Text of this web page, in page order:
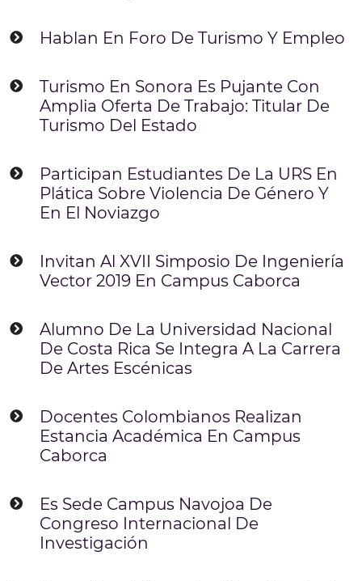
Hablan En Foro De Turismo Y Empleo
Turismo En Sonora Es Pujante Con
Amplia Oferta De Trabajo: Titular De
Turismo Del Estado
Participan Estudiantes De La URS En
Plática Sobre Violencia De Género Y
En El Noviazgo
Invitan Al XVII Simposio De Ingeniería
Vector 2019 En Campus Caborca
Alumno De La Universidad Nacional
De Costa Rica Se Integra A La Carrera
De Artes Escénicas
Docentes Colombianos Realizan
Estancia Académica En Campus
Caborca
Es Sede Campus Navojoa De
Congreso Internacional De
Investigación